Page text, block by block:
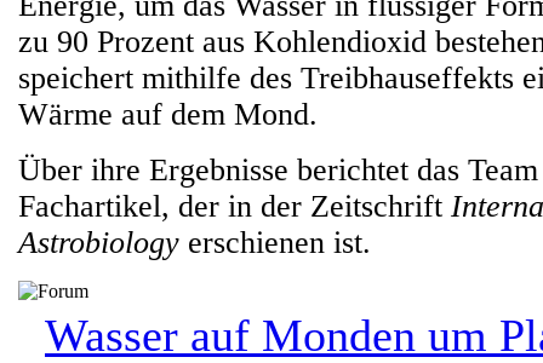
zu 90 Prozent aus Kohlendioxid
speichert mithilfe des Treibhauseffekts
Wärme auf dem Mond.
Über ihre Ergebnisse berichtet das
Fachartikel, der in der Zeitschrift
Astrobiology erschienen ist.
Wasser auf Monden um